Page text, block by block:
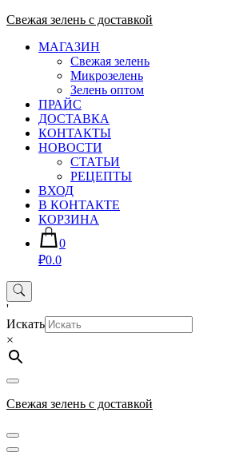
Skip
content
Свежая зелень с доставкой
МАГАЗИН
Свежая зелень
Микрозелень
Зелень оптом
ПРАЙС
ДОСТАВКА
КОНТАКТЫ
НОВОСТИ
СТАТЬИ
РЕЦЕПТЫ
ВХОД
В КОНТАКТЕ
КОРЗИНА
0
₽0.0
'
Искать
×
Свежая зелень с доставкой